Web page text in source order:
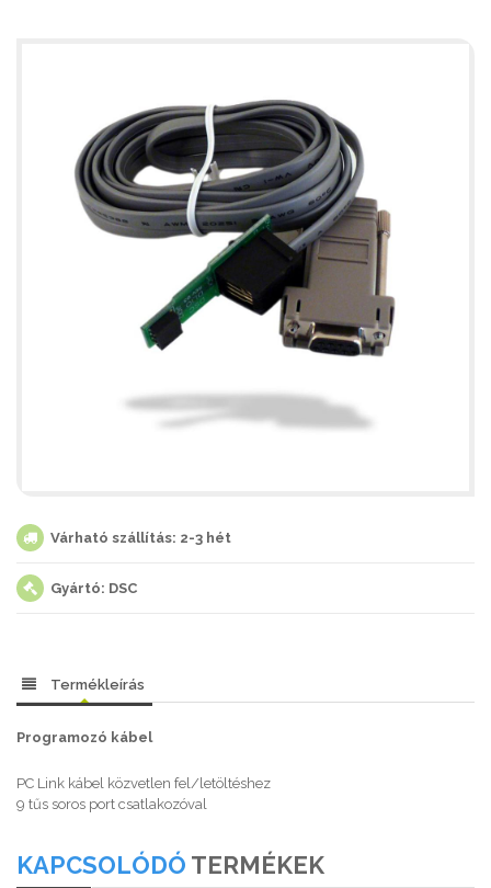
Várható szállítás: 2-3 hét
Gyártó: DSC
Termékleírás
Programozó kábel
PC Link kábel közvetlen fel/letöltéshez
9 tűs soros port csatlakozóval
KAPCSOLÓDÓ TERMÉKEK